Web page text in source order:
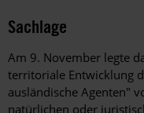
Sachlage
Am 9. November legte
territoriale Entwicklung
ausländische Agenten"
natürlichen oder